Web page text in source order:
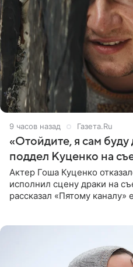
9 часов назад Газета.Ru
«Отойдите, я сам
поддел Куценко на
Актер Гоша Куценко
исполнил сцену драки на
рассказал «Пятому каналу»